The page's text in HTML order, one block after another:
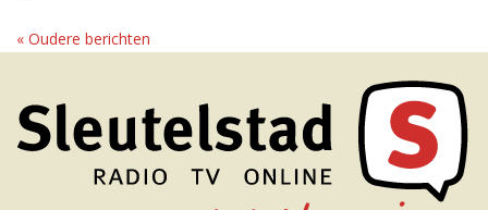
« Oudere berichten